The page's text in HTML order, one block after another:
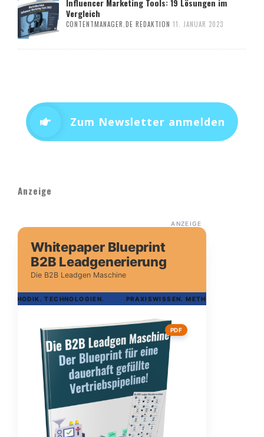
Influencer Marketing Tools: 19 Lösungen im
Vergleich
CONTENTMANAGER.DE REDAKTION 11. JANUAR 2023
Zum Newsletter anmelden
Anzeige